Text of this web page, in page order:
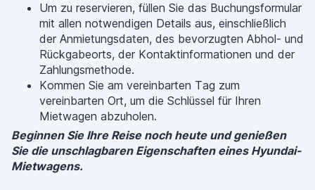
Um zu reservieren, füllen Sie das Buchungsformular
mit allen notwendigen Details aus, einschließlich
der Anmietungsdaten, des bevorzugten Abhol- und
Rückgabeorts, der Kontaktinformationen und der
Zahlungsmethode.
Kommen Sie am vereinbarten Tag zum
vereinbarten Ort, um die Schlüssel für Ihren
Mietwagen abzuholen.
Beginnen Sie Ihre Reise noch heute und genießen
Sie die unschlagbaren Eigenschaften eines Hyundai-
Mietwagens.